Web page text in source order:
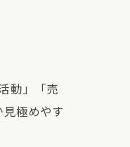
動」「売
極めやす